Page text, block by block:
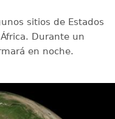
sitios de Estados
Durante un
en noche.